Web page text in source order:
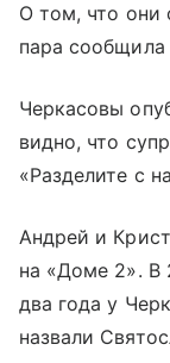
О том, что они
пара сообщила
Черкасовы
видно, что
«Разделите с
Андрей и
на «Доме 2». В
два года у
назвали